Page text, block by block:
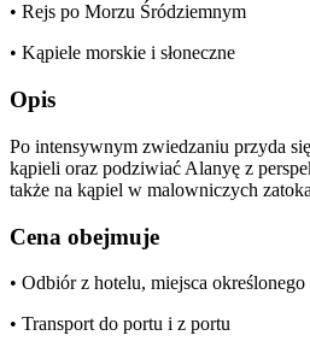
• Rejs po Morzu Śródziemnym
• Kąpiele morskie i słoneczne
Opis
Po intensywnym zwiedzaniu przyda
kąpieli oraz podziwiać Alanyę z
także na kąpiel w malowniczych
Cena obejmuje
• Odbiór z hotelu, miejsca
• Transport do portu i z portu